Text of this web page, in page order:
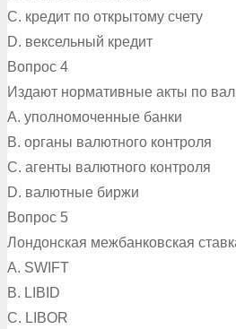
C. кредит по открытому счету
D. вексельный кредит
Вопрос 4
Издают нормативные акты по
A. уполномоченные банки
B. органы валютного контроля
C. агенты валютного контроля
D. валютные биржи
Вопрос 5
Лондонская межбанковская
A. SWIFT
B. LIBID
C. LIBOR